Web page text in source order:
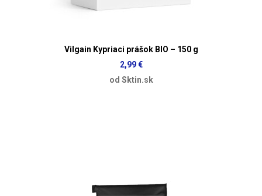
Vilgain Kypriaci prášok BIO – 150 g
2,99 €
od Sktin.sk